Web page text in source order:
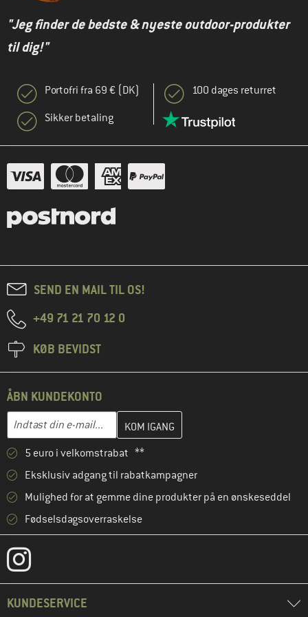
"Jeg finder de bedste & nyeste outdoor-produkter
til dig!"
Portofri fra 69 € (DK)
Sikker betaling
100 dages returret
SEND EN MAIL TIL OS!
+49 71 21 70 12 0
KØB BEVIDST
ÅBN KUNDEKONTO
E-mail-adresse
Indtast din e-mailadresse her, og opret i næste trin din
5 euro i velkomstrabat **
Eksklusiv adgang til rabatkampagner
Mulighed for at gemme dine produkter på en ønskeseddel
Fødselsdagsoverraskelse
KUNDESERVICE